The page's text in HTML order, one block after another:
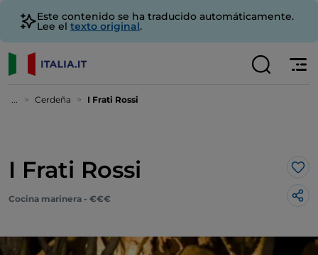
Este contenido se ha traducido automáticamente.
Lee el texto original.
... Cerdeña I Frati Rossi
I Frati Rossi Me
Cocina marinera - €€€